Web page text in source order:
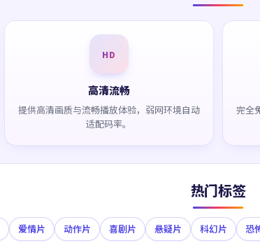
HD
高清流畅
提供高清画质与流畅播放体验，弱网环境自动
适配码率。
完全
热门标签
爱情片 动作片 喜剧片 悬疑片 科幻片 恐